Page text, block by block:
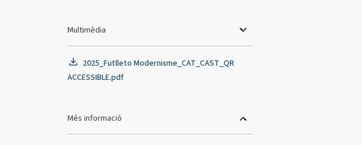
Multimèdia
2025_Futlleto Modernisme_CAT_CAST_QR
ACCESSIBLE.pdf
Més informació